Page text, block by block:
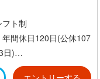
ィに異動する可能性あ
み（屋内禁煙）
00
30
ト制
年間休日120日(公休107
日)
定通り付与)